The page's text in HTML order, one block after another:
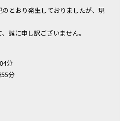
とおり発生しておりましたが、現
誠に申し訳ございません。
分
分